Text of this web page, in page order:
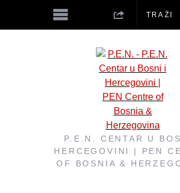
P.E.N. CENTAR U
HERCEGOVINI | PEN
OF BOSNIA &